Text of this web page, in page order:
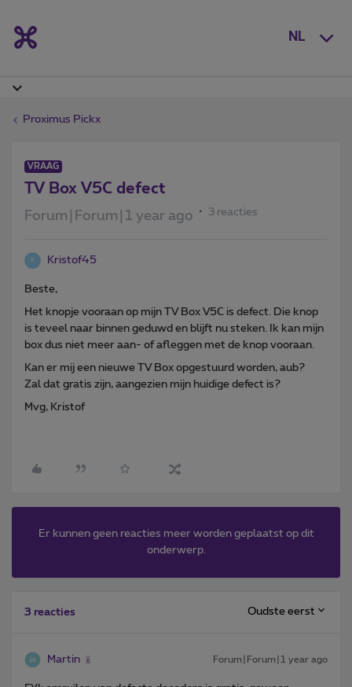
NL
Proximus Pickx
VRAAG
TV Box V5C defect
Forum|Forum|1 year ago 3 reacties
K Kristof45
Beste,
Het knopje vooraan op mijn TV Box V5C is defect. Die knop
is teveel naar binnen geduwd en blijft nu steken. Ik kan mijn
box dus niet meer aan- of afleggen met de knop vooraan.
Kan er mij een nieuwe TV Box opgestuurd worden, aub?
Zal dat gratis zijn, aangezien mijn huidige defect is?
Mvg, Kristof
Er kunnen geen reacties meer worden geplaatst op dit
onderwerp.
3 reacties Oudste eerst
Martin Forum|Forum|1 year ago